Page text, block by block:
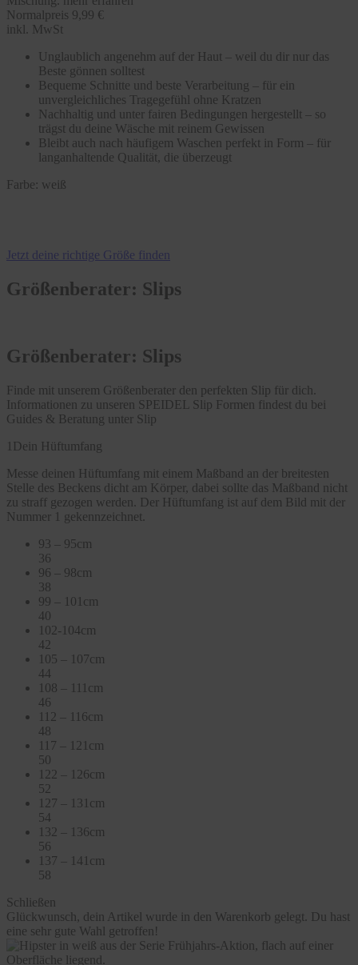
Normalpreis 9,99 €
inkl. MwSt
Unglaublich angenehm auf der Haut – weil du dir nur das
Beste gönnen solltest
Bequeme Schnitte und beste Verarbeitung – für ein
unvergleichliches Tragegefühl ohne Kratzen
Nachhaltig und unter fairen Bedingungen hergestellt – so
trägst du deine Wäsche mit reinem Gewissen
Bleibt auch nach häufigem Waschen perfekt in Form – für
langanhaltende Qualität, die überzeugt
Farbe: weiß
Jetzt deine richtige Größe finden
Größenberater: Slips
Größenberater: Slips
Finde mit unserem Größenberater den perfekten Slip für dich.
Informationen zu unseren SPEIDEL Slip Formen findest du bei
Guides & Beratung unter Slip
1 Dein Hüftumfang
Messe deinen Hüftumfang mit einem Maßband an der breitesten
Stelle des Beckens dicht am Körper, dabei sollte das Maßband nicht
zu straff gezogen werden. Der Hüftumfang ist auf dem Bild mit der
Nummer 1 gekennzeichnet.
93 – 95cm
36
96 – 98cm
38
99 – 101cm
40
102-104cm
42
105 – 107cm
44
108 – 111cm
46
112 – 116cm
48
117 – 121cm
50
122 – 126cm
52
127 – 131cm
54
132 – 136cm
56
137 – 141cm
58
Schließen
Glückwunsch, dein Artikel wurde in den Warenkorb gelegt. Du hast
eine sehr gute Wahl getroffen!